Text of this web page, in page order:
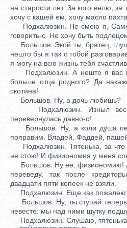
на старости лет. За кого велю,
хочу с кашей ем, хочу масло
Подхалюзин. Не смею я,
говорить-с. Не хочу быть
Большов. Экой ты, братец,
нешто бы я так с тобой
я могу на всю жизнь тебя
Подхалюзин. А нешто я вас
больше отца родного? Да
скотина!
Большов. Ну, а дочь любишь?
Подхалюзин. Изныл
перевернулась давно-с!
Большов. Ну, а коли душа
поправим. Владей, Фаддей,
Подхалюзин. Тятенька, за что
не стою! И физиономия у меня
Большов. Ну ее, физиономию!
переведу, так после
двадцати пяти копеек не взяли.
Подхалюзин. Еще как
Большов. Ну, ты ступай теперь
невесте: мы над ними шутку
Подхалюзин. Слушаю,